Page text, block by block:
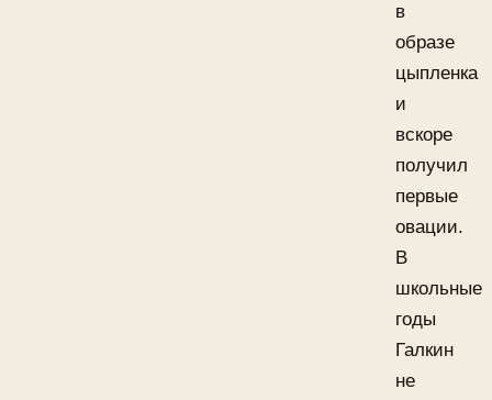
в
образе
цыпленка
и
вскоре
получил
первые
овации.
В
школьные
годы
Галкин
не